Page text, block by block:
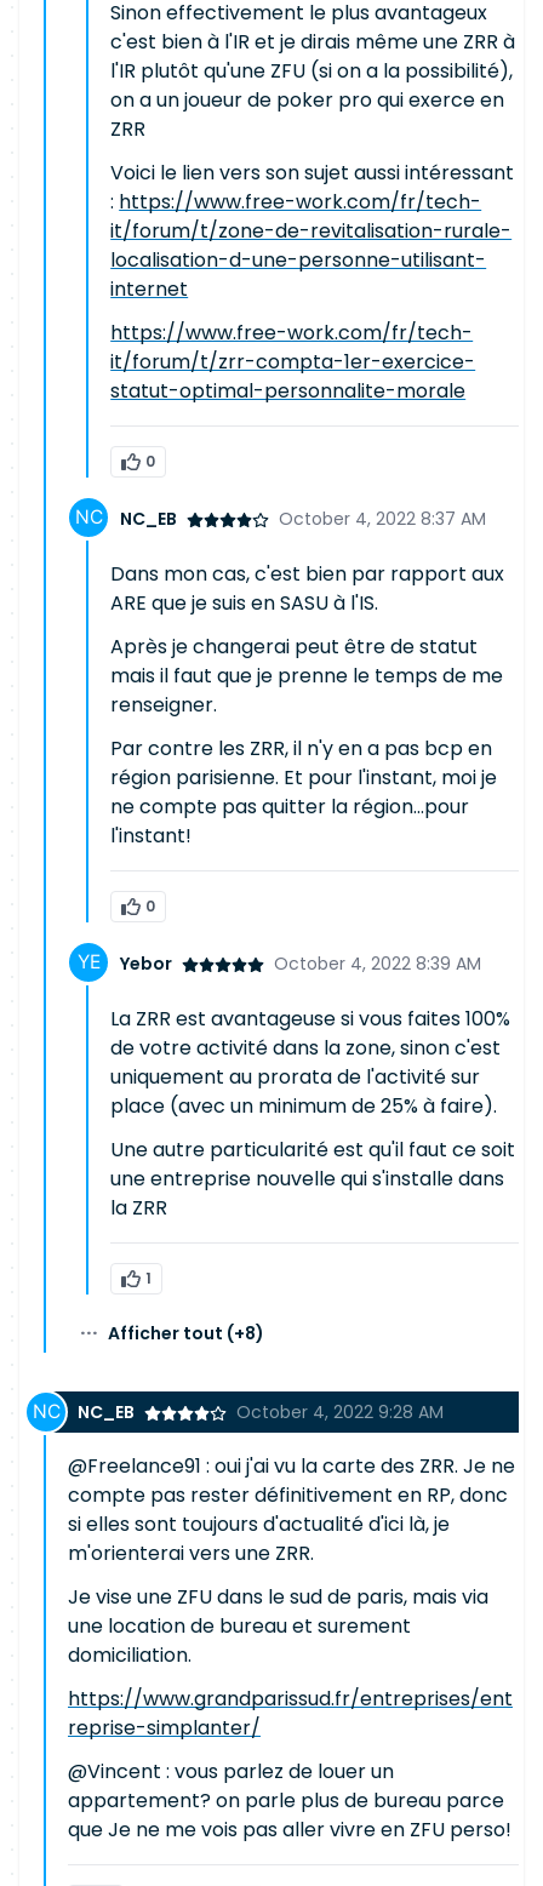
Sinon effectivement le plus avantageux
c'est bien à l'IR et je dirais même une ZRR à
l'IR plutôt qu'une ZFU (si on a la possibilité),
on a un joueur de poker pro qui exerce en
ZRR
Voici le lien vers son sujet aussi intéressant
: https://www.free-work.com/fr/tech-
it/forum/t/zone-de-revitalisation-rurale-
localisation-d-une-personne-utilisant-
internet
https://www.free-work.com/fr/tech-
it/forum/t/zrr-compta-1er-exercice-
statut-optimal-personnalite-morale
0
NC_EB October 4, 2022 8:37 AM
Dans mon cas, c'est bien par rapport aux
ARE que je suis en SASU à l'IS.
Après je changerai peut être de statut
mais il faut que je prenne le temps de me
renseigner.
Par contre les ZRR, il n'y en a pas bcp en
région parisienne. Et pour l'instant, moi je
ne compte pas quitter la région...pour
l'instant!
0
Yebor October 4, 2022 8:39 AM
La ZRR est avantageuse si vous faites 100%
de votre activité dans la zone, sinon c'est
uniquement au prorata de l'activité sur
place (avec un minimum de 25% à faire).
Une autre particularité est qu'il faut ce soit
une entreprise nouvelle qui s'installe dans
la ZRR
1
··· Afficher tout (+8)
NC_EB October 4, 2022 9:28 AM
@Freelance91 : oui j'ai vu la carte des ZRR. Je ne
compte pas rester définitivement en RP, donc
si elles sont toujours d'actualité d'ici là, je
m'orienterai vers une ZRR.
Je vise une ZFU dans le sud de paris, mais via
une location de bureau et surement
domiciliation.
https://www.grandparissud.fr/entreprises/ent
reprise-simplanter/
@Vincent : vous parlez de louer un
appartement? on parle plus de bureau parce
que Je ne me vois pas aller vivre en ZFU perso!